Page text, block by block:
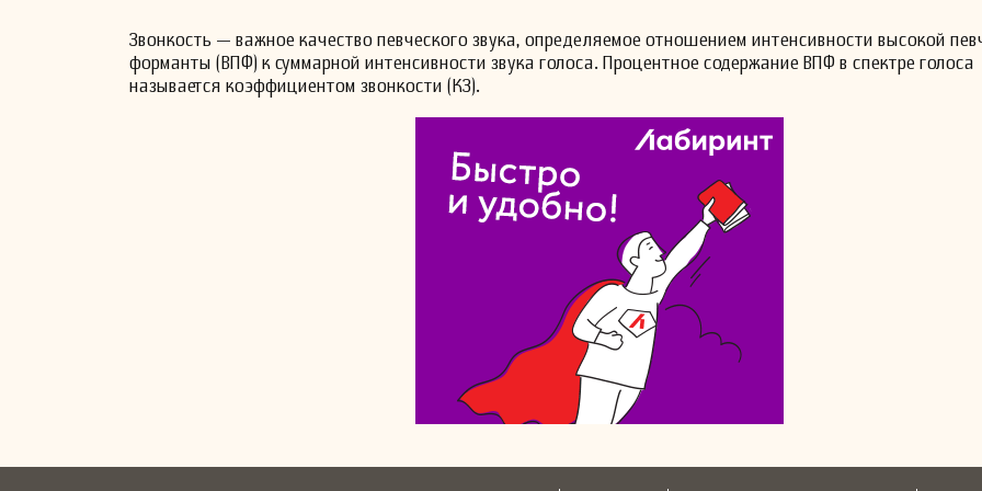
Звонкость — важное качество певческого звука, определяемое отношением интенсивности высокой
форманты (ВПФ) к суммарной интенсивности звука голоса. Процентное содержание ВПФ в спектре голоса
называется коэффициентом звонкости (КЗ).